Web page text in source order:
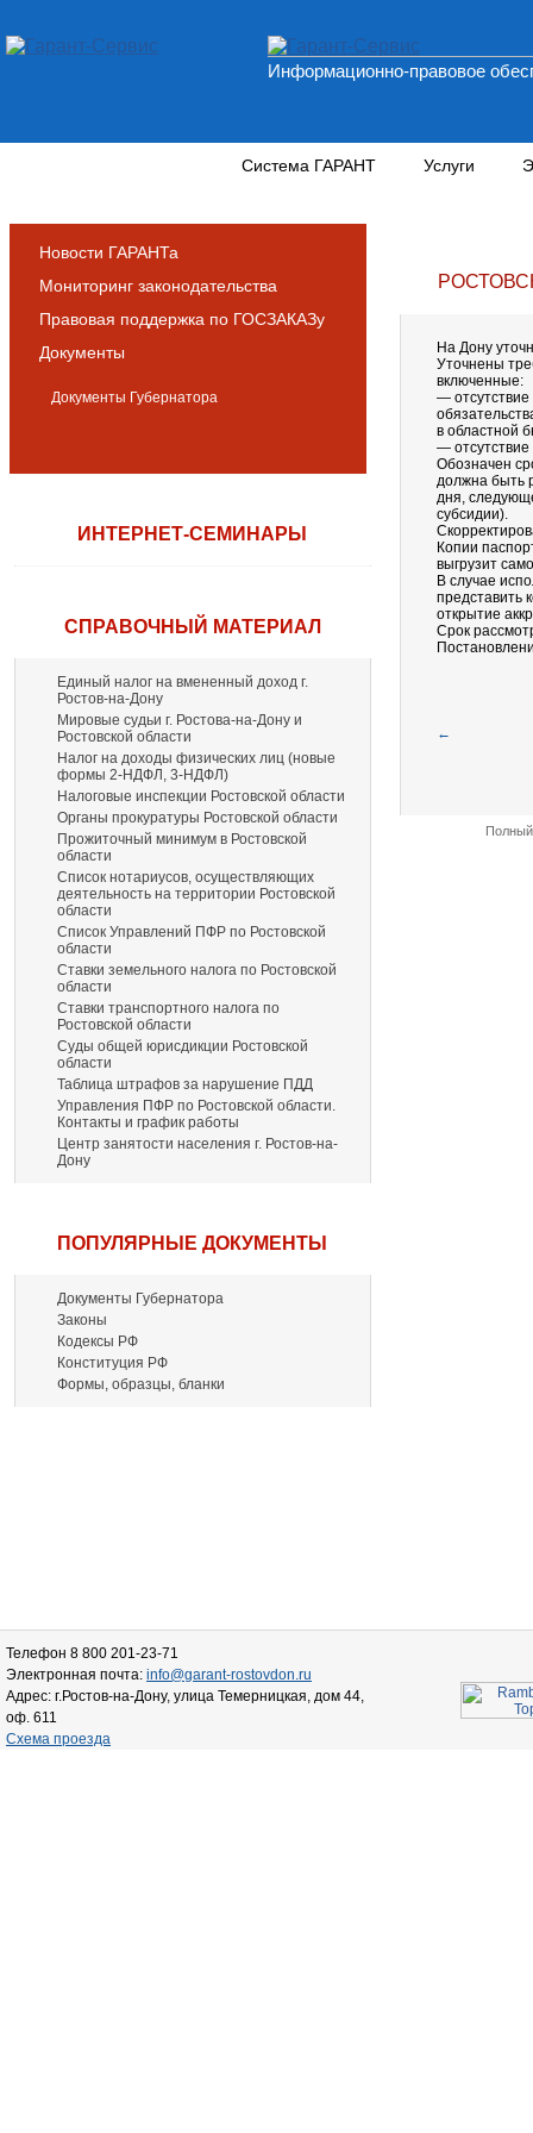
Информационно-правовое
Система ГАРАНТ Услуги
Новости ГАРАНТа
Мониторинг законодательства
Правовая поддержка по ГОСЗАКАЗу
Документы
Документы Губернатора
ИНТЕРНЕТ-СЕМИНАРЫ
СПРАВОЧНЫЙ МАТЕРИАЛ
Единый налог на вмененный доход г.
Ростов-на-Дону
Мировые судьи г. Ростова-на-Дону и
Ростовской области
Налог на доходы физических лиц (новые
формы 2-НДФЛ, 3-НДФЛ)
Налоговые инспекции Ростовской области
Органы прокуратуры Ростовской области
Прожиточный минимум в Ростовской
области
Список нотариусов, осуществляющих
деятельность на территории Ростовской
области
Список Управлений ПФР по Ростовской
области
Ставки земельного налога по Ростовской
области
Ставки транспортного налога по
Ростовской области
Суды общей юрисдикции Ростовской
области
Таблица штрафов за нарушение ПДД
Управления ПФР по Ростовской области.
Контакты и график работы
Центр занятости населения г. Ростов-на-
Дону
ПОПУЛЯРНЫЕ ДОКУМЕНТЫ
Документы Губернатора
Законы
Кодексы РФ
Конституция РФ
Формы, образцы, бланки
На Дону
Уточнены
включенные:
—
в областной
—
Обозначен
должна быть
дня,
субсидии).
Копии
выгрузит
В случае
представить
открытие
Срок
←
Телефон 8 800 201-23-71
Электронная почта: info@garant-rostovdon.ru
Адрес: г.Ростов-на-Дону, улица Темерницкая, дом 44,
оф. 611
Схема проезда